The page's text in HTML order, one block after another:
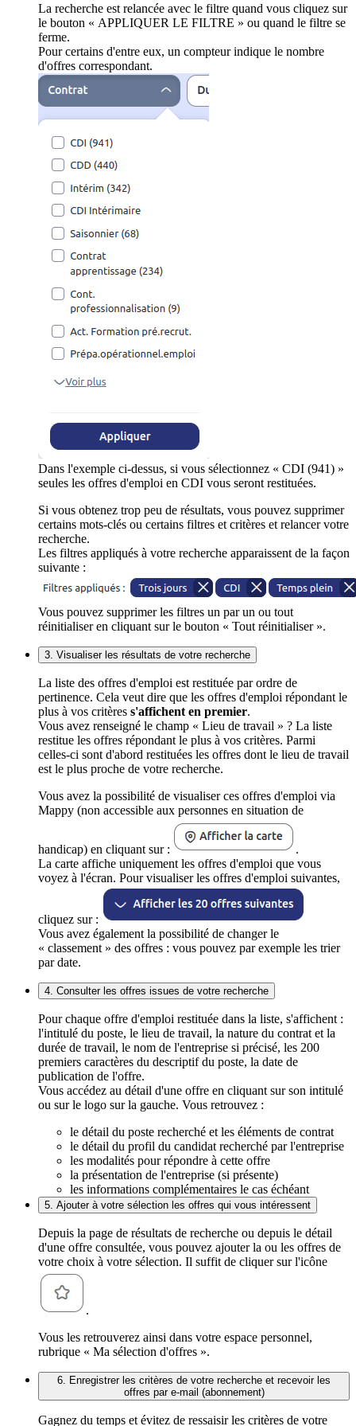
La recherche est relancée avec le filtre quand vous cliquez sur
le bouton « APPLIQUER LE FILTRE » ou quand le filtre se
ferme.
Pour certains d'entre eux, un compteur indique le nombre
d'offres correspondant.
Dans l'exemple ci-dessus, si vous sélectionnez « CDI (941) »
seules les offres d'emploi en CDI vous seront restituées.
Si vous obtenez trop peu de résultats, vous pouvez supprimer
certains mots-clés ou certains filtres et critères et relancer votre
recherche.
Les filtres appliqués à votre recherche apparaissent de la façon
suivante :
Vous pouvez supprimer les filtres un par un ou tout
réinitialiser en cliquant sur le bouton « Tout réinitialiser ».
3. Visualiser les résultats de votre recherche
La liste des offres d'emploi est restituée par ordre de
pertinence. Cela veut dire que les offres d'emploi répondant le
plus à vos critères s'affichent en premier.
Vous avez renseigné le champ « Lieu de travail » ? La liste
restitue les offres répondant le plus à vos critères. Parmi
celles-ci sont d'abord restituées les offres dont le lieu de travail
est le plus proche de votre recherche.
Vous avez la possibilité de visualiser ces offres d'emploi via
Mappy (non accessible aux personnes en situation de
handicap) en cliquant sur :
.
La carte affiche uniquement les offres d'emploi que vous
voyez à l'écran. Pour visualiser les offres d'emploi suivantes,
cliquez sur :
Vous avez également la possibilité de changer le
« classement » des offres : vous pouvez par exemple les trier
par date.
4. Consulter les offres issues de votre recherche
Pour chaque offre d'emploi restituée dans la liste, s'affichent :
l'intitulé du poste, le lieu de travail, la nature du contrat et la
durée de travail, le nom de l'entreprise si précisé, les 200
premiers caractères du descriptif du poste, la date de
publication de l'offre.
Vous accédez au détail d'une offre en cliquant sur son intitulé
ou sur le logo sur la gauche. Vous retrouvez :
le détail du poste recherché et les éléments de contrat
le détail du profil du candidat recherché par l'entreprise
les modalités pour répondre à cette offre
la présentation de l'entreprise (si présente)
les informations complémentaires le cas échéant
5. Ajouter à votre sélection les offres qui vous intéressent
Depuis la page de résultats de recherche ou depuis le détail
d'une offre consultée, vous pouvez ajouter la ou les offres de
votre choix à votre sélection. Il suffit de cliquer sur l'icône
.
Vous les retrouverez ainsi dans votre espace personnel,
rubrique « Ma sélection d'offres ».
6. Enregistrer les critères de votre recherche et recevoir les
offres par e-mail (abonnement)
Gagnez du temps et évitez de ressaisir les critères de votre